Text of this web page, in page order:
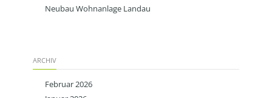
Neubau Wohnanlage Landau
ARCHIV
Februar 2026